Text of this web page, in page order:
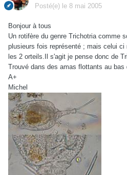
Posté(e) le 8 mai 2005
Bonjour à tous
Un rotifère du genre Trichotria comme
plusieurs fois représenté ; mais celui
les 2 orteils.Il s'agit je pense donc de
Trouvé dans des amas flottants au bas
A+
Michel